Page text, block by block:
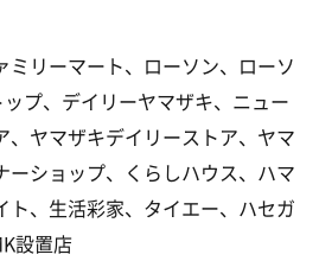
リーマート、ローソン、ローソ
プ、デイリーヤマザキ、ニュー
、ヤマザキデイリーストア、ヤマ
ーショップ、くらしハウス、ハマ
ト、生活彩家、タイエー、ハセガ
設置店